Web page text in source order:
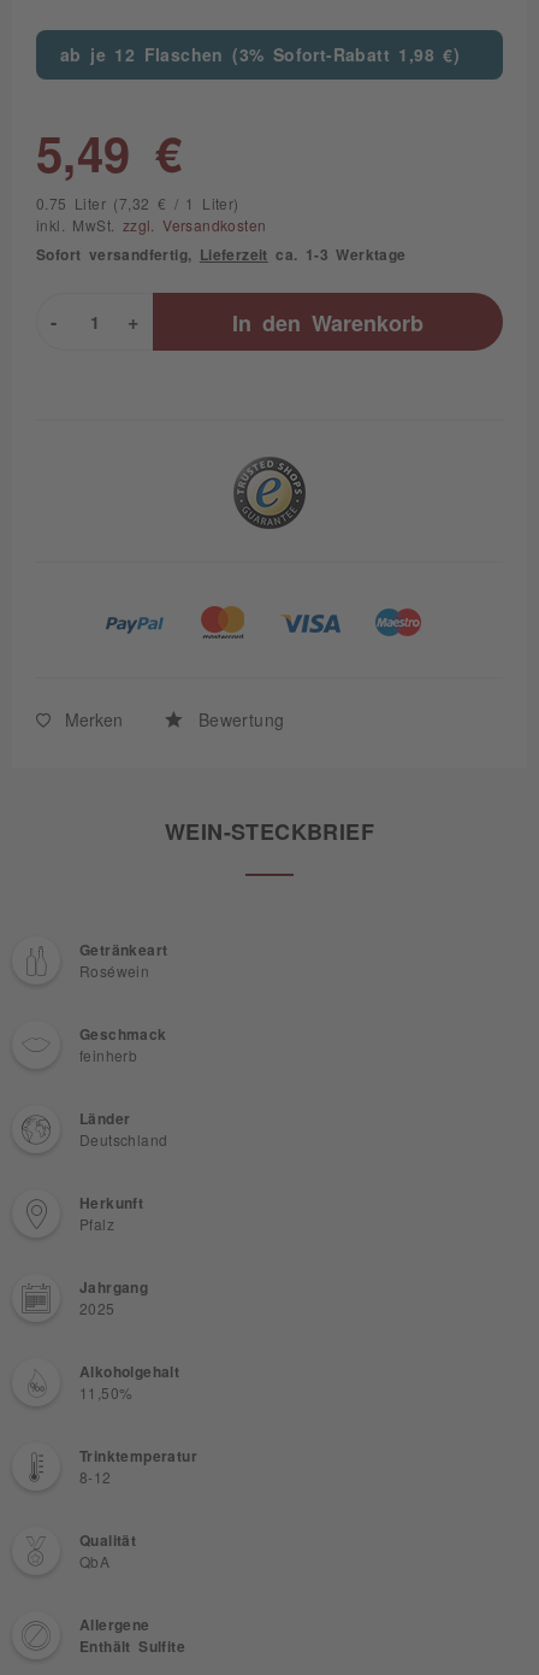
ab je 12 Flaschen (3% Sofort-Rabatt 1,98 €)
5,49 €
0.75 Liter (7,32 € / 1 Liter)
inkl. MwSt. zzgl. Versandkosten
Sofort versandfertig, Lieferzeit ca. 1-3 Werktage
+
- In den Warenkorb
Merken Bewertung
WEIN-STECKBRIEF
Getränkeart
Roséwein
Geschmack
feinherb
Länder
Deutschland
Herkunft
Pfalz
Jahrgang
2025
Alkoholgehalt
11,50%
Trinktemperatur
8-12
Qualität
QbA
Allergene
Enthält Sulfite